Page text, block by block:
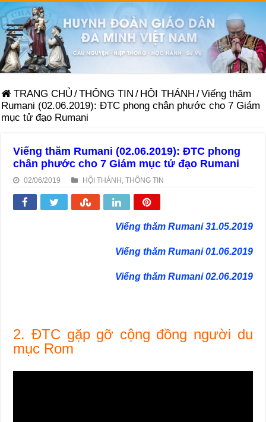
TRANG CHỦ /THÔNG TIN / HỘI THÁNH /Viếng thăm
Rumani (02.06.2019): ĐTC phong chân phước cho 7 Giám
mục tử đạo Rumani
Viếng thăm Rumani (02.06.2019): ĐTC phong
chân phước cho 7 Giám mục tử đạo Rumani
02/06/2019 HỘI THÁNH ,THÔNG TIN
Viếng thăm Rumani 31.05.2019
Viếng thăm Rumani 01.06.2019
Viếng thăm Rumani 02.06.2019
2. ĐTC gặp gỡ cộng đồng người du
mục Rom